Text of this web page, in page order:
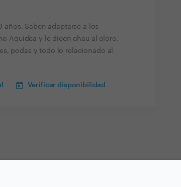
años. Saben adaptarse a los
Aquidea y le dicen chau al cloro.
podas y todo lo relacionado al
Verificar disponibilidad